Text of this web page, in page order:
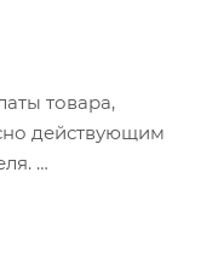
товара,
действующим